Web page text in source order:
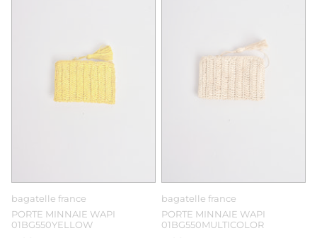
bagatelle france
PORTE MINNAIE WAPI
01BG550YELLOW
bagatelle france
PORTE MINNAIE WAPI
01BG550MULTICOLOR